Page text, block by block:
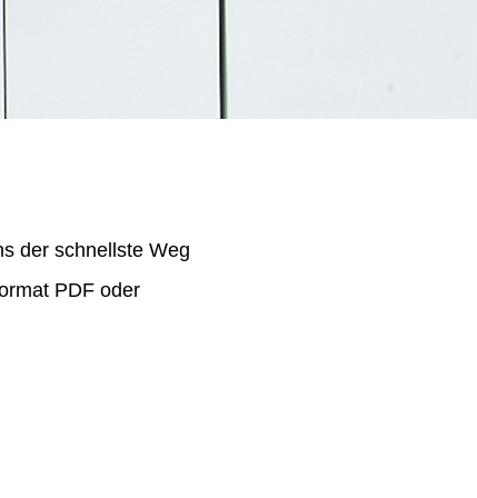
der schnellste Weg
PDF oder